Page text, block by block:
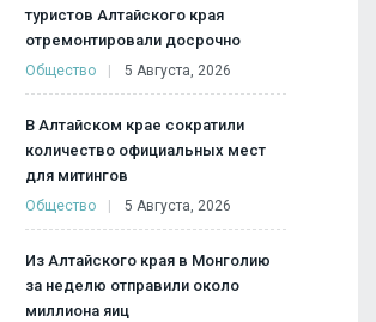
туристов Алтайского края
отремонтировали досрочно
Общество 5 Августа, 2026
В Алтайском крае сократили
количество официальных мест
для митингов
Общество 5 Августа, 2026
Из Алтайского края в Монголию
за неделю отправили около
миллиона яиц